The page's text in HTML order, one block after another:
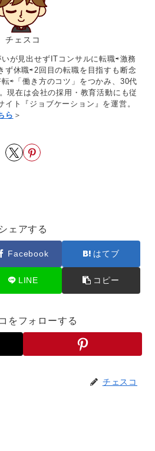
チェスコ
が見出せずITコンサルに転職⇨激務
ず休職⇨2回目の転職を目指すも断念
⇨「働き方のコツ」をつかみ、30代
現在は会社の採用・教育活動にも従
ト『ジョブケーション』を運営。
ら ＞
シェアする
Facebook はてブ
LINE コピー
をフォローする
チェスコ